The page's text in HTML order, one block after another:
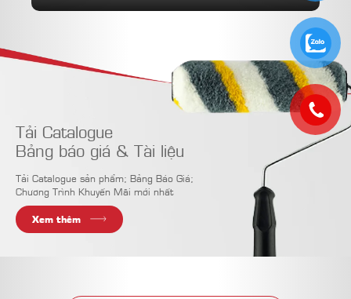
Tải Catalogue
Bảng báo giá & Tài liệu
Tải Catalogue sản phẩm; Bảng Báo Giá;
Chương Trình Khuyến Mãi mới nhất
Xem thêm